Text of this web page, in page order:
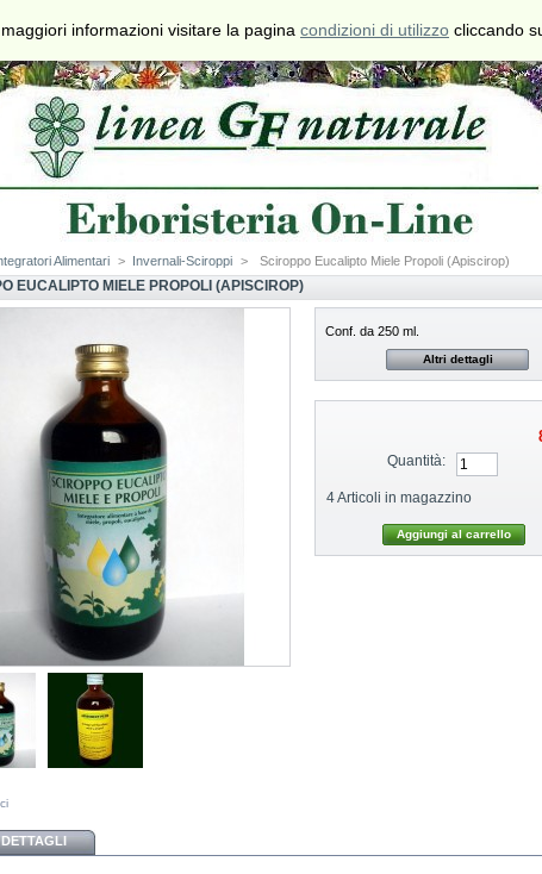
Contatti
Mappa del
Preferiti
Alimentari > Invernali-Sciroppi > Sciroppo Eucalipto Miele Propoli (Apiscirop)
EUCALIPTO MIELE PROPOLI (APISCIROP)
Conf. da 250 ml.
Altri dettagli
Quantità:
4Articoli in magazzino
informazioni visitare la pagina condizioni di utilizzo cliccando